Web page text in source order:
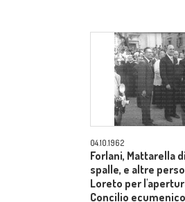
04.10.1962
Forlani, Mattarella
spalle, e altre
Loreto per
Concilio